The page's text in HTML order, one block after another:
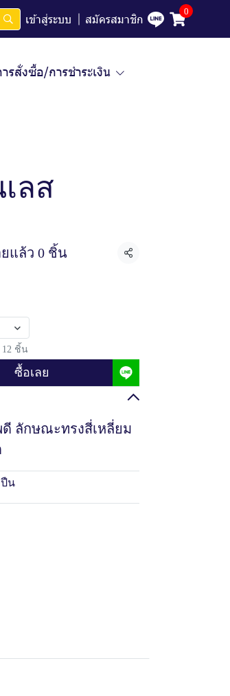
เข้าสู่ระบบ สมัครสมาชิก
0
รสั่งซื้อ/การชำระเงิน
ลส
แล้ว 0 ชิ้น แชร์
ชิ้น
ซื้อเลย
ลักษณะทรงสี่เหลี่ยม
น